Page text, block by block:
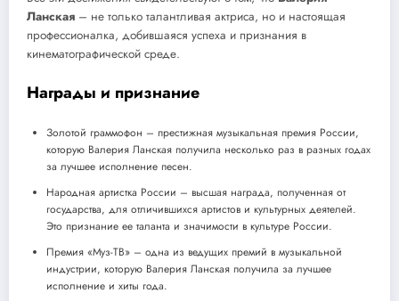
Ланская – не только талантливая актриса, но и настоящая
профессионалка, добившаяся успеха и признания в
кинематографической среде.
Награды и признание
Золотой граммофон – престижная музыкальная премия России,
которую Валерия Ланская получила несколько раз в разных годах
за лучшее исполнение песен.
Народная артистка России – высшая награда, полученная от
государства, для отличившихся артистов и культурных деятелей.
Это признание ее таланта и значимости в культуре России.
Премия «Муз-ТВ» – одна из ведущих премий в музыкальной
индустрии, которую Валерия Ланская получила за лучшее
исполнение и хиты года.